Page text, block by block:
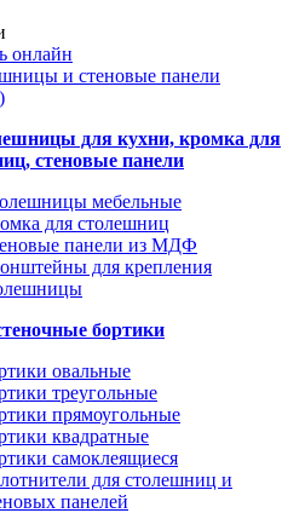
онлайн
для кухни, кромка для
стеновые панели
мебельные
для столешниц
панели из МДФ
для крепления
бортики
овальные
треугольные
прямоугольные
квадратные
самоклеящиеся
для столешниц и
панелей